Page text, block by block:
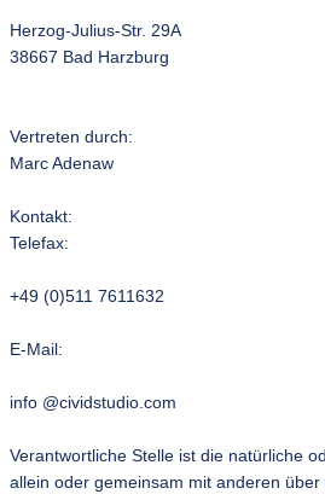
Herzog-Julius-Str. 29A
38667 Bad Harzburg
Vertreten durch:
Marc Adenaw
Kontakt:
Telefax:
+49 (0)511 7611632
E-Mail:
info @cividstudio.com
Verantwortliche Stelle ist die natürliche
allein oder gemeinsam mit anderen